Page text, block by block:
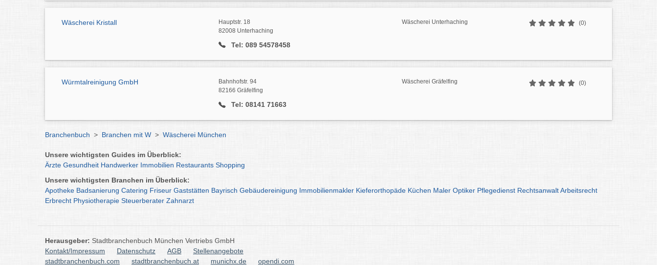
Wäscherei Kristall
Hauptstr. 18
82008 Unterhaching
Tel: 089 54578458
Wäscherei Unterhaching (0)
Würmtalreinigung GmbH
Bahnhofstr. 94
82166 Gräfelfing
Tel: 08141 71663
Wäscherei Gräfelfing (0)
Branchenbuch > Branchen mit W > Wäscherei München
Unsere wichtigsten Guides im Überblick:
Ärzte Gesundheit Handwerker Immobilien Restaurants Shopping
Unsere wichtigsten Branchen im Überblick:
Apotheke Badsanierung Catering Friseur Gaststätten Bayrisch Gebäudereinigung Immobilienmakler Kieferorthopäde Küchen Maler Optiker Pflegedienst RechtsanwaltArbeitsrecht
Erbrecht Physiotherapie Steuerberater Zahnarzt
Herausgeber: Stadtbranchenbuch München Vertriebs GmbH
Kontakt/Impressum
Datenschutz AGB
Stellenangebote
stadtbranchenbuch.com
stadtbranchenbuch.at munichx.de opendi.com